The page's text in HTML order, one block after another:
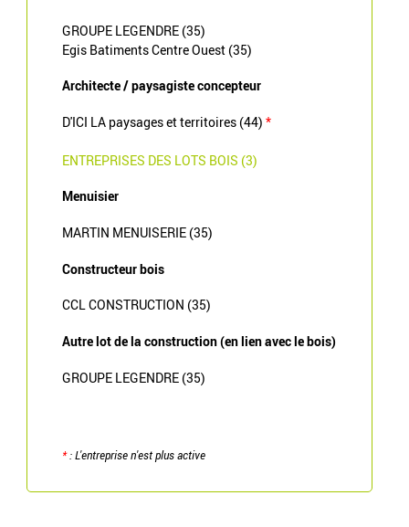
GROUPE LEGENDRE (35)
Egis Batiments Centre Ouest (35)
Architecte / paysagiste concepteur
D'ICI LA paysages et territoires (44) *
ENTREPRISES DES LOTS BOIS (3)
Menuisier
MARTIN MENUISERIE (35)
Constructeur bois
CCL CONSTRUCTION (35)
Autre lot de la construction (en lien avec le bois)
GROUPE LEGENDRE (35)
*: L'entreprise n'est plus active